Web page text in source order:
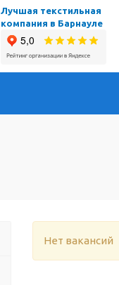
Лучшая текстильная
компания в Барнауле
Нет вакансий